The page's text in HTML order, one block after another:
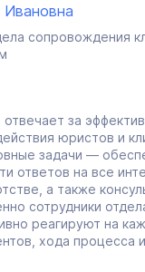
Ивановна
сопровождения
за
юристов и
задачи —
ответов на все
а также
сотрудники
реагируют на
хода процесса